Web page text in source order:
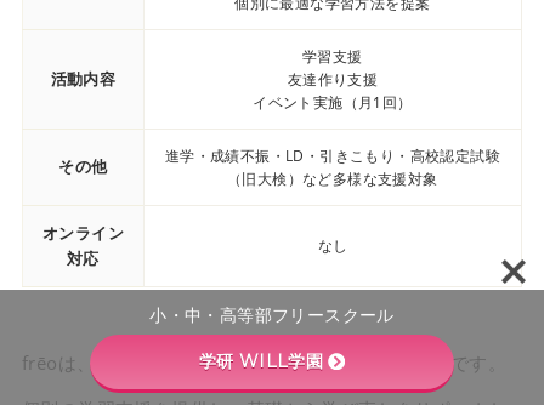
活動内容
学習支援
友達作り支援
イベント実施（月1回）
その他
進学・成績不振・LD・引きこもり・高校認定試験
（旧大検）など多様な支援対象
オンライン
対応
なし
frēoは、自由な教育方針を基にしたフリースクールです。
小・中・高等部フリースクール
学研 WILL学園